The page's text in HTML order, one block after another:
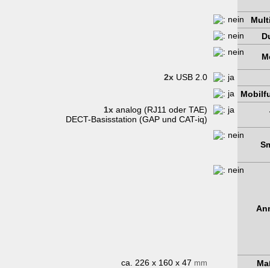
2x USB 2.0
1x analog (RJ11 oder TAE)
DECT-Basisstation (GAP und CAT-iq)
ca. 226 x 160 x 47 mm